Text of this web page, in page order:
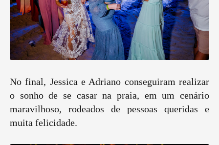
No final, Jessica e Adriano conseguiram realizar
o sonho de se casar na praia, em um cenário
maravilhoso, rodeados de pessoas queridas e
muita felicidade.